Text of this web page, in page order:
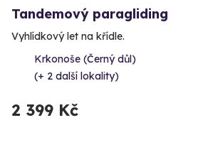
Tandemový paragliding
Vyhlídkový let na křídle.
Krkonoše (Černý důl)
(+ 2 další lokality)
2 399 Kč